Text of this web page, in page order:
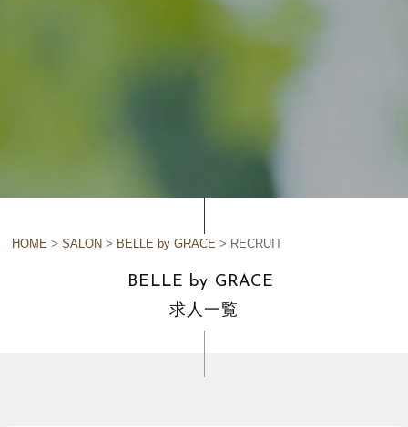
HOME >SALON > BELLE by GRACE > RECRUIT
B E LLE by G RAC E
求人一覧